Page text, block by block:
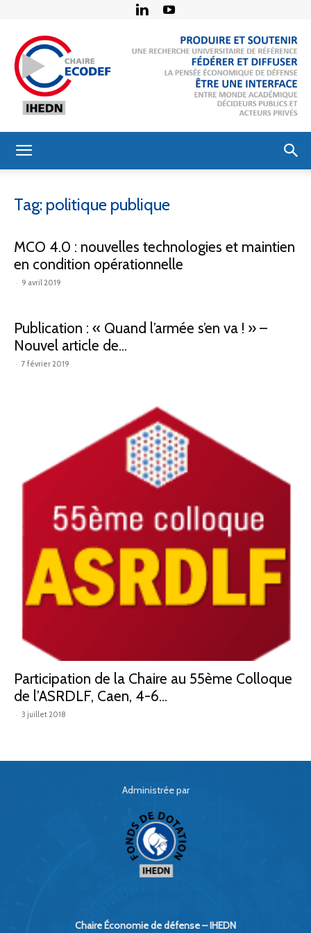
–
IHEDN
Tag: politique publique
MCO 4.0 : nouvelles technologies et maintien
en condition opérationnelle
- 9 avril 2019
Publication : « Quand l’armée s’en va ! » –
Nouvel article de...
- 7 février 2019
Participation de la Chaire au 55ème Colloque
de l’ASRDLF, Caen, 4-6...
- 3 juillet 2018
Administrée par
Chaire Économie de défense – IHEDN